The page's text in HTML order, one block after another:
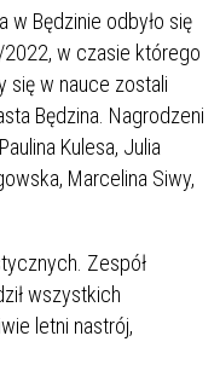
w Będzinie odbyło się
w czasie którego
się w nauce zostali
Będzina. Nagrodzeni
Kulesa, Julia
Marcelina Siwy,
Zespół
wszystkich
letni nastrój,